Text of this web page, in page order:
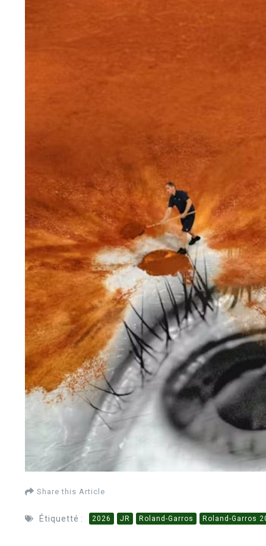
Share this Article
Étiquetté : 2026 JR Roland-Garros Roland-Garros